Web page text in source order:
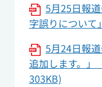
5月25日報
字誤りについて
5月24日報
追加します。」
303KB)